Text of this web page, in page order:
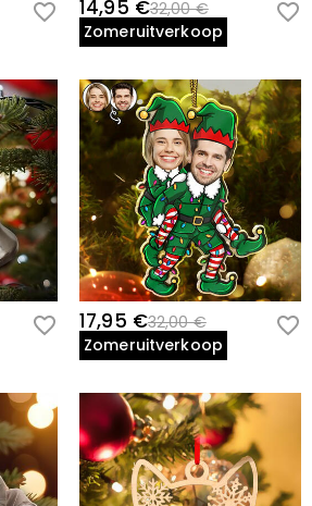
14,95 €32,00 €
Zomeruitverkoop
17,95 €32,00 €
Zomeruitverkoop